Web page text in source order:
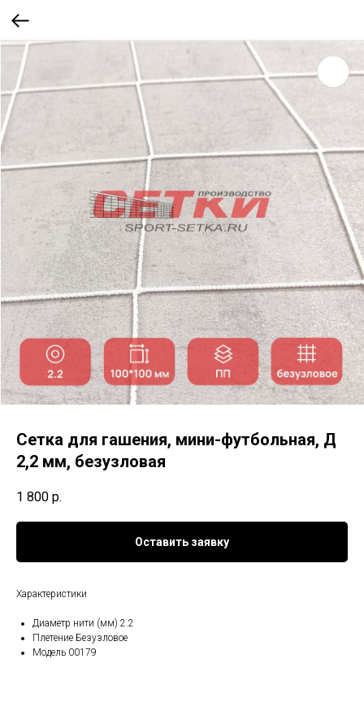
Сетка для гашения, мини-футбольная, Д
2,2 мм, безузловая
1 800 р.
Оставить заявку
Характеристики
Диаметр нити (мм) 2.2
Плетение Безузловое
Модель 00179